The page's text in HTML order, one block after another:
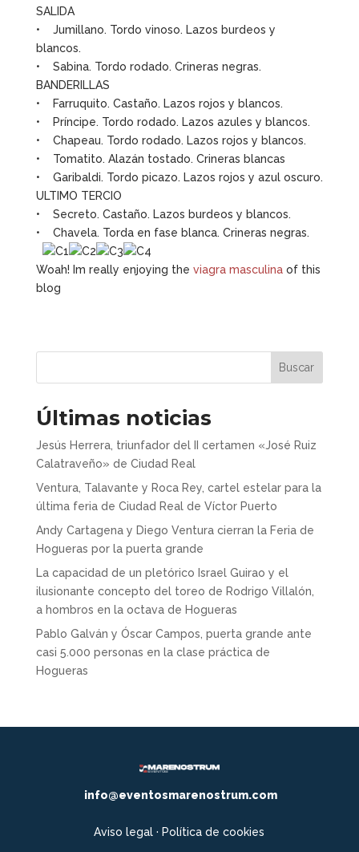
SALIDA
• Jumillano. Tordo vinoso. Lazos burdeos y
blancos.
• Sabina. Tordo rodado. Crineras negras.
BANDERILLAS
• Farruquito. Castaño. Lazos rojos y blancos.
• Príncipe. Tordo rodado. Lazos azules y blancos.
• Chapeau. Tordo rodado. Lazos rojos y blancos.
• Tomatito. Alazán tostado. Crineras blancas
• Garibaldi. Tordo picazo. Lazos rojos y azul oscuro.
ULTIMO TERCIO
• Secreto. Castaño. Lazos burdeos y blancos.
• Chavela. Torda en fase blanca. Crineras negras.
Woah! Im really enjoying the viagra masculinaof this
blog
Buscar
Últimas noticias
Jesús Herrera, triunfador del II certamen «José Ruiz
Calatraveño» de Ciudad Real
Ventura, Talavante y Roca Rey, cartel estelar para la
última feria de Ciudad Real de Víctor Puerto
Andy Cartagena y Diego Ventura cierran la Feria de
Hogueras por la puerta grande
La capacidad de un pletórico Israel Guirao y el
ilusionante concepto del toreo de Rodrigo Villalón,
a hombros en la octava de Hogueras
Pablo Galván y Óscar Campos, puerta grande ante
casi 5.000 personas en la clase práctica de
Hogueras
info@eventosmarenostrum.com
Aviso legal ·Política de cookies